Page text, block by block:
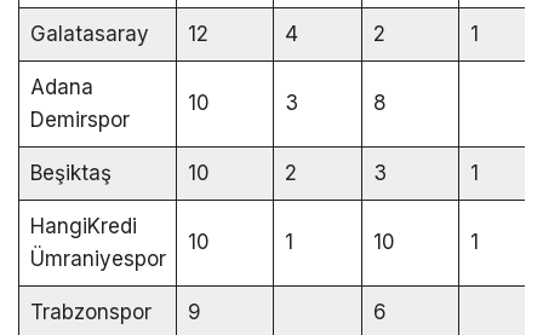
Galatasaray 12 4 2 1
Adana
Demirspor
10 3 8
Beşiktaş 10 2 3 1
HangiKredi
Ümraniyespor
10 1 10 1
Trabzonspor 9 6